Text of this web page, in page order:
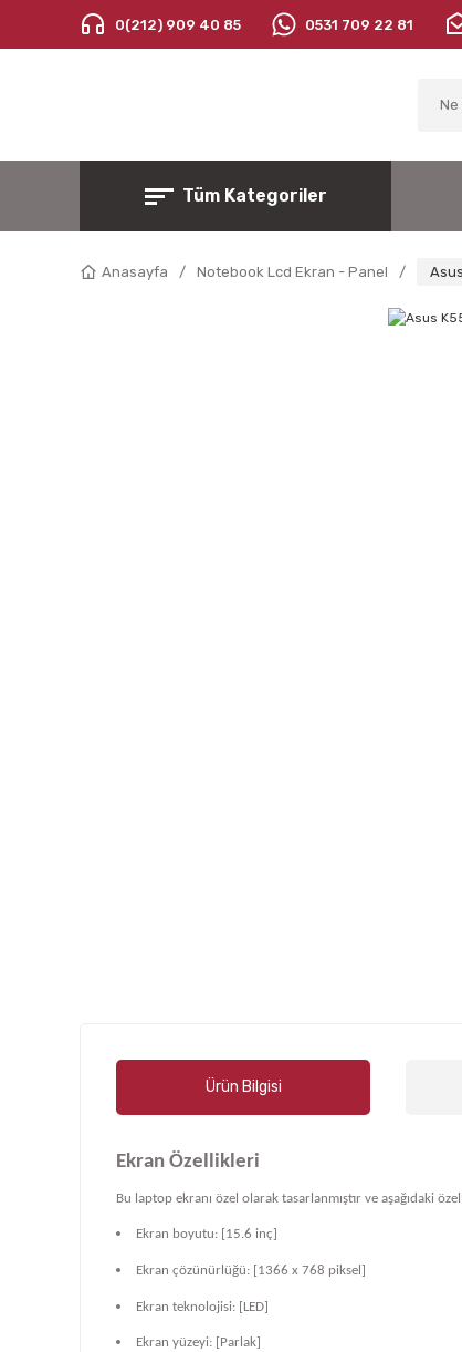
0(212) 909 40 85 0531 709 22 81
Tüm Kategoriler
Anasayfa Notebook Lcd Ekran - Panel
Ürün Bilgisi
Ekran Özellikleri
Bu laptop ekranı özel olarak tasarlanmıştır ve aşağıdaki
Ekran boyutu: [15.6 inç]
Ekran çözünürlüğü: [1366 x 768 piksel]
Ekran teknolojisi: [LED]
Ekran yüzeyi: [Parlak]